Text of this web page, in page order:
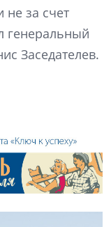
за счет
генеральный
Заседателев.